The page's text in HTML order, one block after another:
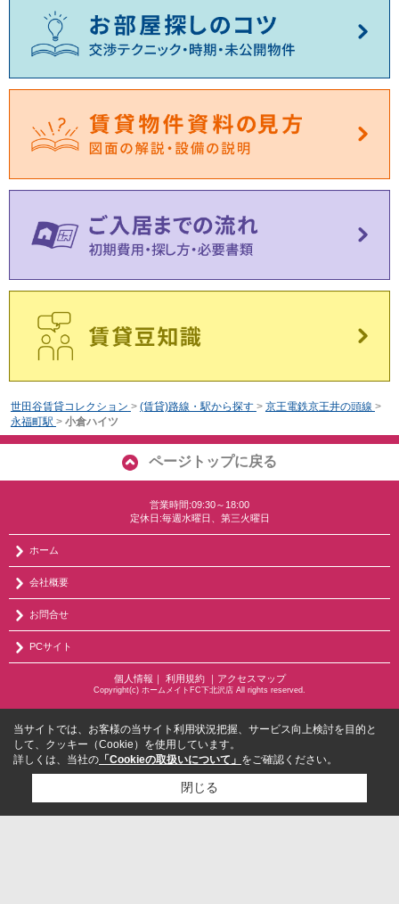
世田谷賃貸コレクション > (賃貸)路線・駅から探す > 京王電鉄京王井の頭線 >
永福町駅 > 小倉ハイツ
ページトップに戻る
営業時間:09:30～18:00
定休日:毎週水曜日、第三火曜日
ホーム
会社概要
お問合せ
PCサイト
個人情報 ｜ 利用規約｜ アクセスマップ
Copyright(c) ホームメイトFC下北沢店 All rights reserved.
当サイトでは、お客様の当サイト利用状況把握、サービス向上検討を目的と
して、クッキー（Cookie）を使用しています。
詳しくは、当社の 「Cookieの取扱いについて」 をご確認ください。
閉じる